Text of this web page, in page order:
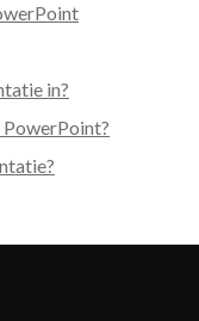
in?